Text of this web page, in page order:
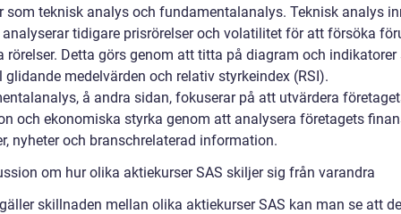
som teknisk analys och fundamentalanalys. Teknisk analys
tidigare prisrörelser och volatilitet för att försöka
rörelser. Detta görs genom att titta på diagram och
glidande medelvärden och relativ styrkeindex (RSI).
å andra sidan, fokuserar på att utvärdera
och ekonomiska styrka genom att analysera företagets
nyheter och branschrelaterad information.
om hur olika aktiekurser SAS skiljer sig från varandra
skillnaden mellan olika aktiekurser SAS kan man se att